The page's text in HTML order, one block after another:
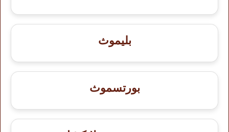
بليموث
بورتسموث